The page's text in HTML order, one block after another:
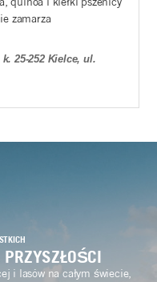
zamarza
25-252 Kielce, ul.
i lasów na całym świecie,